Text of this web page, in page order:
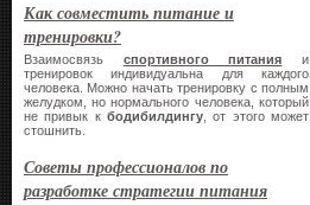
Как совместить питание и
тренировки?
Взаимосвязь спортивного питания и
тренировок индивидуальна для каждого
человека. Можно начать тренировку с полным
желудком, но нормального человека, который
не привык к бодибилдингу , от этого может
стошнить.
Советы профессионалов по
разработке стратегии питания